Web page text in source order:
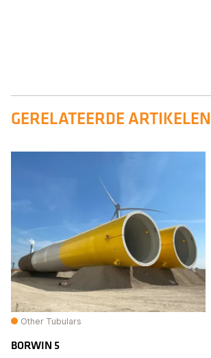
GERELATEERDE ARTIKELEN
Other Tubulars
BORWIN 5